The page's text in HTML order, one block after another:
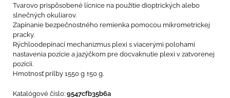
Tvarovo prispôsobené lícnice na použitie dioptrických alebo
slnečných okuliarov.
Zapínanie bezpečnostného remienka pomocou mikrometrickej
pracky.
Rýchloodepínací mechanizmus plexi s viacerými polohami
nastavenia pozície a jazýčkom pre docvaknutie plexi v zatvorenej
pozícii.
Hmotnosť prilby 1550 g ±50 g.
Katalógové číslo: 9547cfb35b6a